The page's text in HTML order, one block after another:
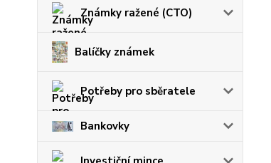
Známky ražené (CTO)
Balíčky známek
Potřeby pro sběratele
Bankovky